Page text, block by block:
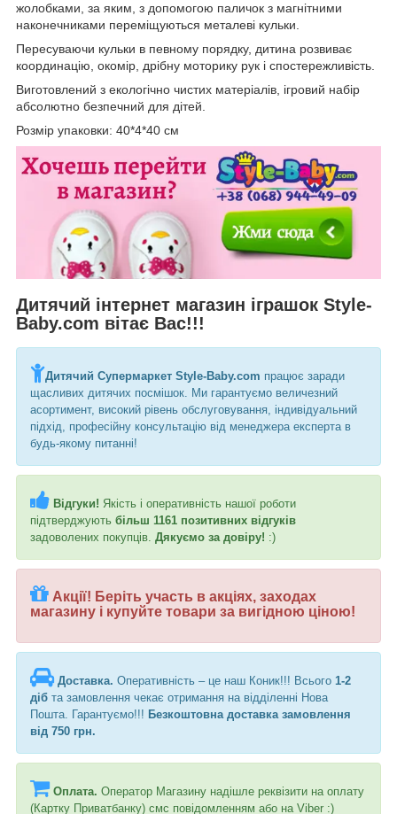
жолобками, за яким, з допомогою паличок з магнітними
наконечниками переміщуються металеві кульки.
Пересуваючи кульки в певному порядку, дитина розвиває
координацію, окомір, дрібну моторику рук і спостережливість.
Виготовлений з екологічно чистих матеріалів, ігровий набір
абсолютно безпечний для дітей.
Розмір упаковки: 40*4*40 см
Дитячий інтернет магазин іграшок Style-
Baby.com вітає Вас!!!
Дитячий Супермаркет Style-Baby.com працює заради
щасливих дитячих посмішок. Ми гарантуємо величезний
асортимент, високий рівень обслуговування, індивідуальний
підхід, професійну консультацію від менеджера експерта в
будь-якому питанні!
Відгуки! Якість і оперативність нашої роботи
підтверджують більш 1161 позитивних відгуків
задоволених покупців. Дякуємо за довіру! :)
Акції! Беріть участь в акціях, заходах
магазину і купуйте товари за вигідною ціною!
Доставка. Оперативність – це наш Коник!!! Всього 1-2
діб та замовлення чекає отримання на відділенні Нова
Пошта. Гарантуємо!!! Безкоштовна доставка замовлення
від 750 грн.
Оплата. Оператор Магазину надішле реквізити на оплату
(Картку Приватбанку) смс повідомленням або на Viber :)